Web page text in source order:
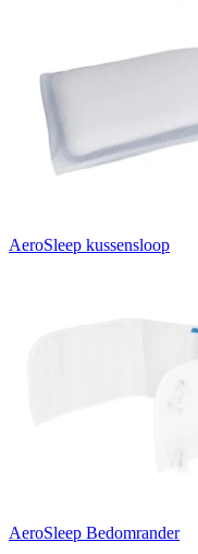
AeroSleep kussensloop
AeroSleep Bedomrander